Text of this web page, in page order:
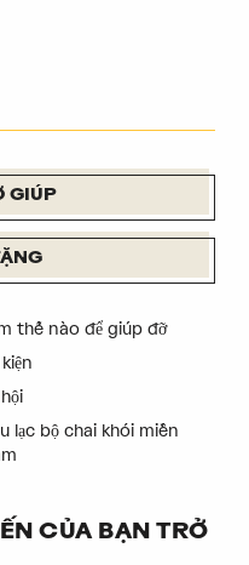
GIÚP
thế nào để giúp đỡ
lạc bộ chai khói miền
CỦA BẠN TRỞ